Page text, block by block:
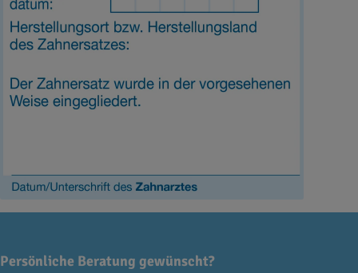
Persönliche Beratung gewünscht?